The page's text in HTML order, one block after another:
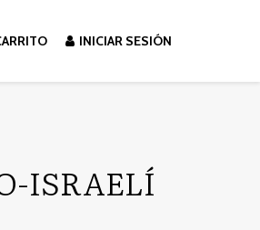
INICIAR SESIÓN
ISRAELÍ